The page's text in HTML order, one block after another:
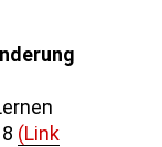
(Link